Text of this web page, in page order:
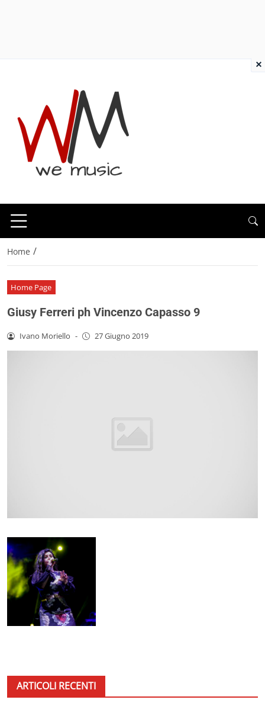
Home /
Home Page
Giusy Ferreri ph Vincenzo Capasso 9
Ivano Moriello - 27 Giugno 2019
ARTICOLI RECENTI
×